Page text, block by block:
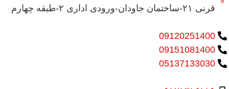
قرنی ۲۱-ساختمان جاودان-ورودی اداری ۲-طبقه چهارم
09120251400
09151081400
05137133030